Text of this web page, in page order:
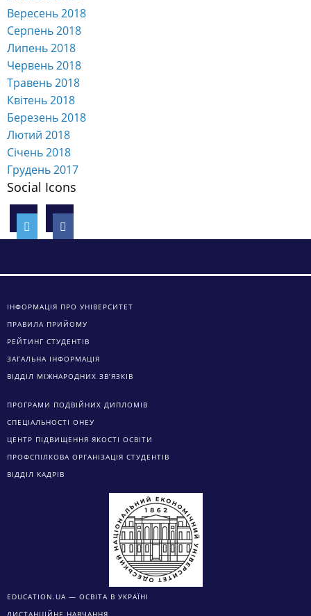
Вересень 2018
Серпень 2018
Липень 2018
Червень 2018
Травень 2018
Квітень 2018
Березень 2018
Лютий 2018
Січень 2018
Грудень 2017
Social Icons
ІНФОРМАЦІЯ ПРО УНІВЕРСИТЕТ
ПРАВИЛА ПРИЙОМУ
РЕЙТИНГ СТУДЕНТІВ
ЗАГАЛЬНА ІНФОРМАЦІЯ
ВІДДІЛ МІЖНАРОДНИХ ЗВ’ЯЗКІВ
ПРОГРАМИ ПОДВІЙНИХ ДИПЛОМІВ
СПЕЦІАЛЬНОСТІ ОНЕУ
ЦЕНТР ПІДВИЩЕННЯ ЯКОСТІ ОСВІТИ
ПРОФСПІЛКОВА ОРГАНІЗАЦІЯ СТУДЕНТІВ
ВІДДІЛ КАДРІВ
EDUCATION.UA — ОСВІТА В УКРАЇНІ
ДИСТАНЦІЙНЕ НАВЧАННЯ